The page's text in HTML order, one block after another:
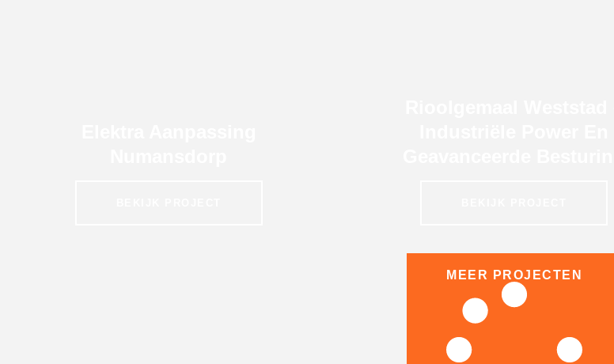
MEER PROJECTEN